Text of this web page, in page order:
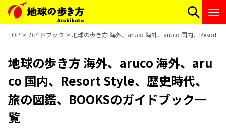
TOP ガイドブック 地球の歩き方 海外、aruco 海外、aruco 国内、Resort
地球の歩き方 海外、aruco 海外、aru
co 国内、Resort Style、歴史時代、
旅の図鑑、BOOKSのガイドブック一
覧